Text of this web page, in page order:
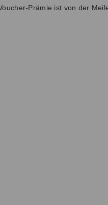
Prämie ist von der